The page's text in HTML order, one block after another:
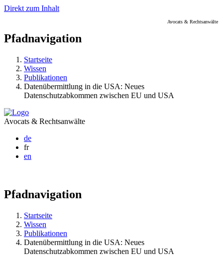
Direkt zum Inhalt
Avocats & Rechtsanwälte
Pfadnavigation
Startseite
Wissen
Publikationen
Datenübermittlung in die USA: Neues
Datenschutzabkommen zwischen EU und USA
Avocats & Rechtsanwälte
de
fr
en
Pfadnavigation
Startseite
Wissen
Publikationen
Datenübermittlung in die USA: Neues
Datenschutzabkommen zwischen EU und USA